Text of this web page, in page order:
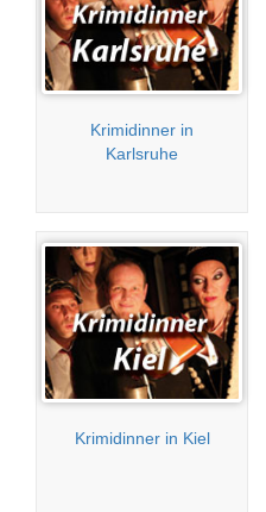
Krimidinner in
Karlsruhe
Krimidinner in Kiel